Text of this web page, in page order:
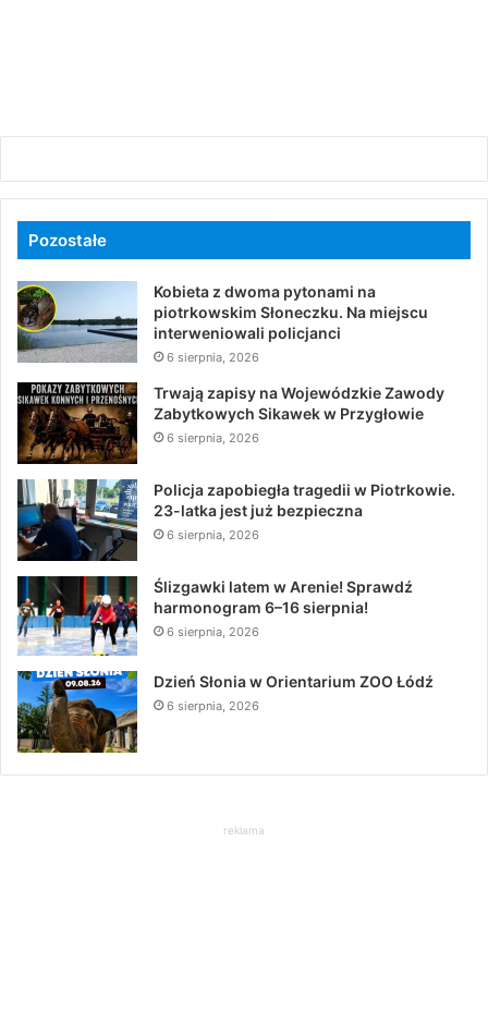
Pozostałe
Kobieta z dwoma pytonami na
piotrkowskim Słoneczku. Na miejscu
interweniowali policjanci
6 sierpnia, 2026
Trwają zapisy na Wojewódzkie Zawody
Zabytkowych Sikawek w Przygłowie
6 sierpnia, 2026
Policja zapobiegła tragedii w Piotrkowie.
23-latka jest już bezpieczna
6 sierpnia, 2026
Ślizgawki latem w Arenie! Sprawdź
harmonogram 6–16 sierpnia!
6 sierpnia, 2026
Dzień Słonia w Orientarium ZOO Łódź
6 sierpnia, 2026
reklama